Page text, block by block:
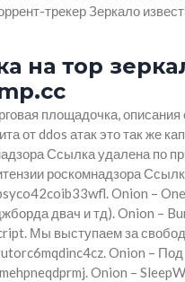
трекер Зеркало
на тор
площадочка, описания
от ddos атак это так же
Ссылка удалена по
роскомнадзора
Onion –
двач и тд). Onion –
Мы выступаем за
Onion –
Onion –